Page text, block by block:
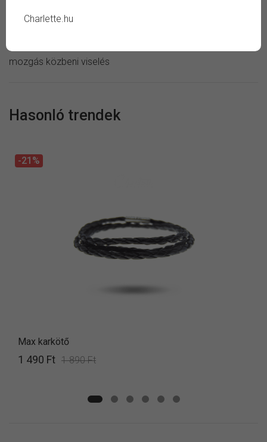
Charlette.hu
mozgás közbeni viselés
Hasonló trendek
-21%
Max karkötő
1 490 Ft 1 890 Ft